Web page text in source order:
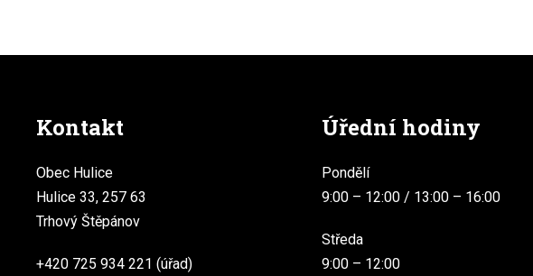
Kontakt
Obec Hulice
Hulice 33, 257 63
Trhový Štěpánov
+420 725 934 221 (úřad)
Úřední hodiny
Pondělí
9:00 – 12:00 / 13:00 – 16:00
Středa
9:00 – 12:00